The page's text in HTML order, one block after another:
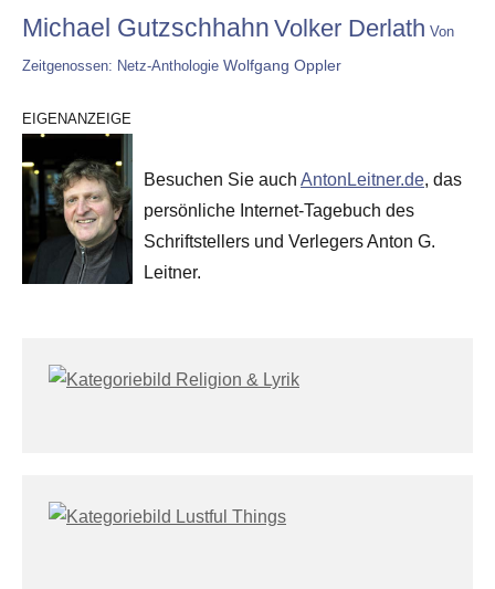
Michael Gutzschhahn Volker Derlath Von
Zeitgenossen: Netz-Anthologie Wolfgang Oppler
EIGENANZEIGE
Besuchen Sie auch AntonLeitner.de, das
persönliche Internet-Tagebuch des
Schriftstellers und Verlegers Anton G.
Leitner.